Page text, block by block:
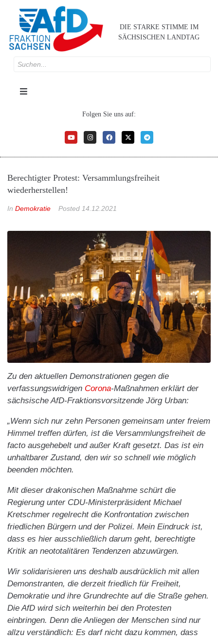
DIE STARKE STIMME IM
SÄCHSISCHEN LANDTAG
Folgen Sie uns auf:
Berechtigter Protest: Versammlungsfreiheit
wiederherstellen!
In Demokratie Posted 14.12.2021
Zu den aktuellen Demonstrationen gegen die
verfassungswidrigen Corona-Maßnahmen erklärt der
sächsische AfD-Fraktionsvorsitzende Jörg Urban:
„Wenn sich nur zehn Personen gemeinsam unter freiem
Himmel treffen dürfen, ist die Versammlungsfreiheit de
facto ausgehebelt und außer Kraft gesetzt. Das ist ein
unhaltbarer Zustand, den wir so schnell wie möglich
beenden möchten.
Mit dieser drakonischen Maßnahme schürt die
Regierung unter CDU-Ministerpräsident Michael
Kretschmer regelrecht die Konfrontation zwischen
friedlichen Bürgern und der Polizei. Mein Eindruck ist,
dass es hier ausschließlich darum geht, berechtigte
Kritik an neototalitären Tendenzen abzuwürgen.
Wir solidarisieren uns deshalb ausdrücklich mit allen
Demonstranten, die derzeit friedlich für Freiheit,
Demokratie und ihre Grundrechte auf die Straße gehen.
Die AfD wird sich weiterhin bei den Protesten
einbringen. Denn die Anliegen der Menschen sind nur
allzu verständlich: Es darf nicht dazu kommen, dass